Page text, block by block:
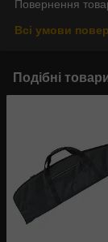
Повернення
Всі умови
Подібні